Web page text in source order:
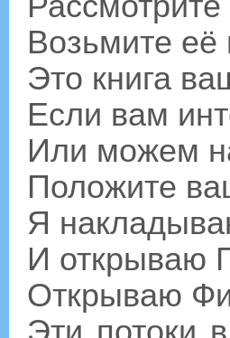
Возьмите её
Это книга
Если вам
Или можем
Положите
Я
И открываю
Открываю